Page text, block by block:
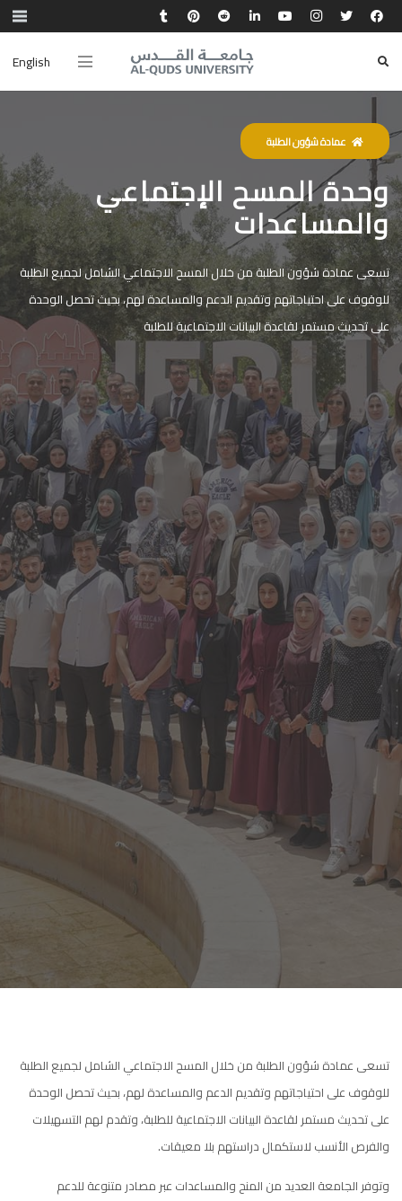
English
عمادة شؤون الطلبة
وحدة المسح الإجتماعي
والمساعدات
تسعى عمادة شؤون الطلبة من خلال المسح الاجتماعي الشامل لجميع الطلبة
للوقوف على احتياجاتهم وتقديم الدعم والمساعدة لهم، بحيث تحصل الوحدة
على تحديث مستمر لقاعدة البيانات الاجتماعية للطلبة
تسعى عمادة شؤون الطلبة من خلال المسح الاجتماعي الشامل لجميع الطلبة
للوقوف على احتياجاتهم وتقديم الدعم والمساعدة لهم، بحيث تحصل الوحدة
على تحديث مستمر لقاعدة البيانات الاجتماعية للطلبة، وتقدم لهم التسهيلات
والفرص الأنسب لاستكمال دراستهم بلا معيقات.
وتوفر الجامعة العديد من المنح والمساعدات عبر مصادر متنوعة للدعم